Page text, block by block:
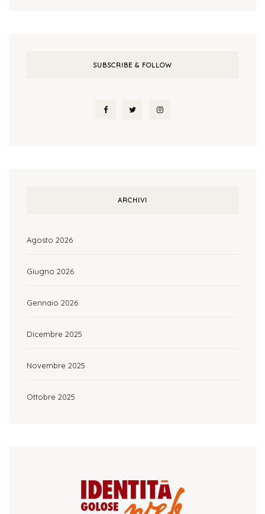
SUBSCRIBE & FOLLOW
ARCHIVI
Agosto 2026
Giugno 2026
Gennaio 2026
Dicembre 2025
Novembre 2025
Ottobre 2025